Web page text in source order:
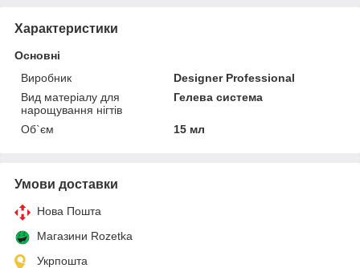
Характеристики
Основні
Виробник
Designer Professional
Вид матеріалу для
нарощування нігтів
Гелева система
Об`єм 15 мл
Умови доставки
Нова Пошта
Магазини Rozetka
Укрпошта